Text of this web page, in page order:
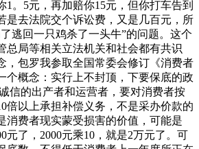
1。5元，再加赔你15元，但你打车告到
是去法院交个诉讼费，又是几百元，所
逃回一只鸡杀了一头牛”的问题。这个
总局等相关立法机关和社会都有共识
，包罗我参取全国常委会修订《消费者
个概念：实行上不封顶，下要保底的政
信的出产者和运营者，要对消费者按
倍以上承担补偿义务，不是采办价款的
消费者现实蒙受损害的价值，可能是
元了，2000元乘10，就是2万元了。可